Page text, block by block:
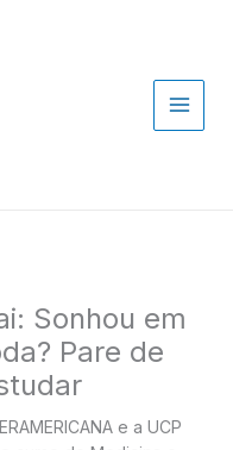
Sonhou em
Pare de
e a UCP